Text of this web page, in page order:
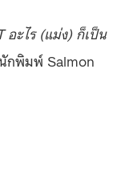
อะไร (แม่ง) ก็เป็น
พิมพ์ Salmon